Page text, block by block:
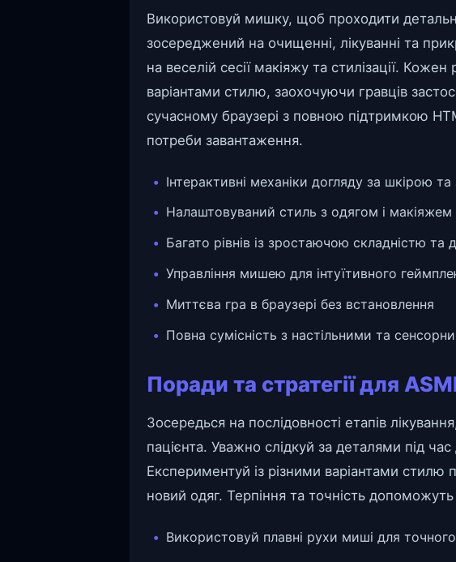
Використовуй мишку, щоб проходити
зосереджений на очищенні, лікуванні та
на веселій сесії макіяжу та стилізації.
варіантами стилю, заохочуючи гравців
сучасному браузері з повною підтримкою
потреби завантаження.
Інтерактивні механіки догляду за шкірою
Налаштовуваний стиль з одягом і макіяжем
Багато рівнів із зростаючою складністю та
Управління мишею для інтуїтивного
Миттєва гра в браузері без встановлення
Повна сумісність з настільними та
Поради та стратегії для
Зосередься на послідовності етапів
пацієнта. Уважно слідкуй за деталями під
Експериментуй із різними варіантами стилю
новий одяг. Терпіння та точність
Використовуй плавні рухи миші для